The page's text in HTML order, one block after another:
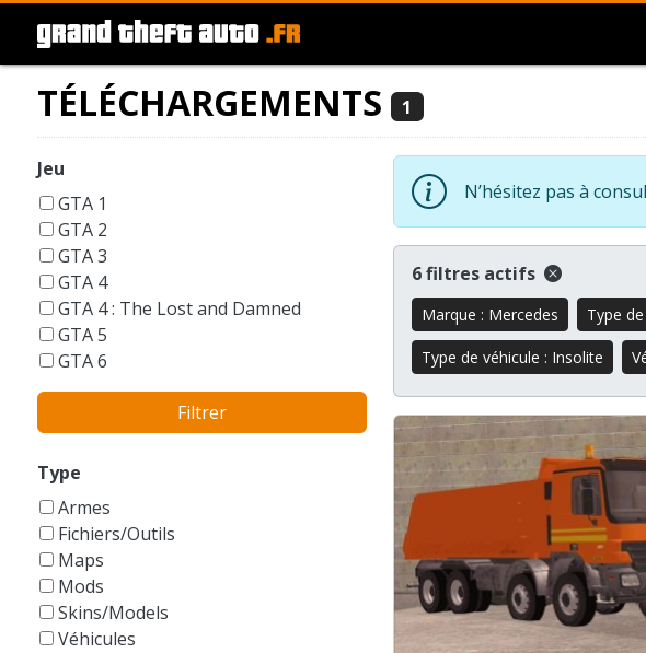
TÉLÉCHARGEMENTS 1
Jeu
GTA 1
GTA 2
GTA 3
GTA 4
GTA 4 : The Lost and Damned
GTA 5
GTA 6
GTA Liberty City Stories
GTA London 1969
GTA San Andreas
GTA Vice City
Filtrer
Type
Armes
Fichiers/Outils
Maps
Mods
Skins/Models
Véhicules
N’hésitez pas à
6 filtres actifs
Marque : Mercedes Type
Type de véhicule : Insolite